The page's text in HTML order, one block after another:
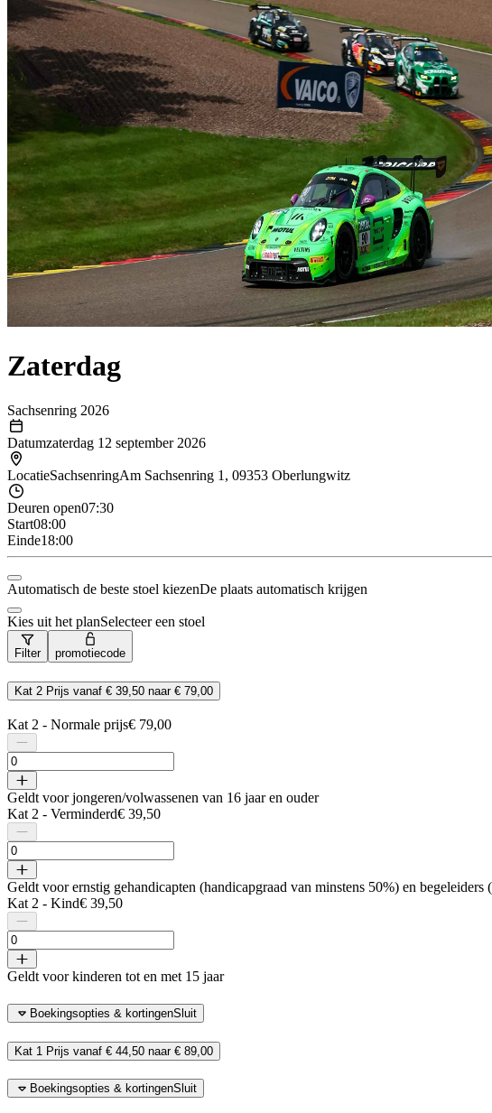
Zaterdag
Sachsenring 2026
Datumzaterdag 12 september 2026
LocatieSachsenringAm Sachsenring 1, 09353 Oberlungwitz
Deuren open07:30
Start08:00
Einde18:00
Automatisch de beste stoel kiezenDe plaats automatisch krijgen
Kies uit het planSelecteer een stoel
Filter promotiecode
Kat 2 Prijs vanaf € 39,50 naar € 79,00
Kat 2 - Normale prijs€ 79,00
Geldt voor jongeren/volwassenen van 16 jaar en ouder
Kat 2 - Verminderd€ 39,50
Geldt voor ernstig gehandicapten (handicapgraad van minstens 50%) en
Kat 2 - Kind€ 39,50
Geldt voor kinderen tot en met 15 jaar
Boekingsopties & kortingenSluit
Kat 1 Prijs vanaf € 44,50 naar € 89,00
Boekingsopties & kortingenSluit